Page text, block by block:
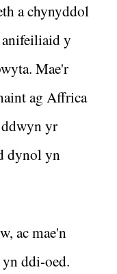
a chynyddol
y
Mae'r
ag Affrica
yr
dynol yn
ac mae'n
ddi-oed.